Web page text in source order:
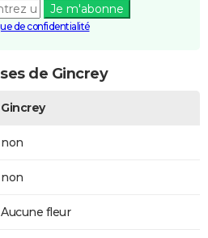
Je m'abonne
de confidentialité
de Gincrey
Gincrey
non
non
Aucune fleur